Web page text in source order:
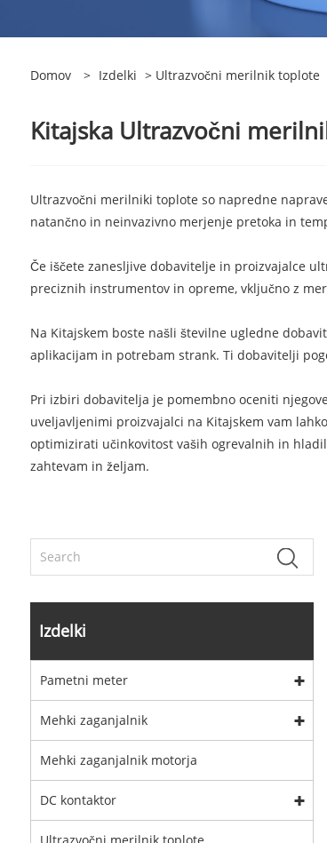
Domov > Izdelki > Ultrazvočni merilnik toplote
Kitajska Ultrazvočni
Ultrazvočni merilniki toplote so napredne
natančno in neinvazivno merjenje pretoka in
Če iščete zanesljive dobavitelje in proizvajalce
preciznih instrumentov in opreme, vključno z
Na Kitajskem boste našli številne ugledne
aplikacijam in potrebam strank. Ti dobavitelji
Pri izbiri dobavitelja je pomembno oceniti
uveljavljenimi proizvajalci na Kitajskem vam
optimizirati učinkovitost vaših ogrevalnih in
zahtevam in željam.
Izdelki
Pametni meter
Mehki zaganjalnik
Mehki zaganjalnik motorja
DC kontaktor
Ultrazvočni merilnik toplote